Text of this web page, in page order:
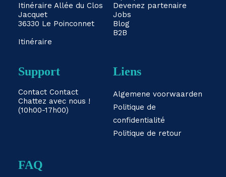
Itinéraire Allée du Clos
Jacquet
36330 Le Poinconnet
Itinéraire
Devenez partenaire
Jobs
Blog
B2B
Support
Contact Contact
Chattez avec nous !
(10h00-17h00)
Liens
Algemene voorwaarden
Politique de
confidentialité
Politique de retour
FAQ